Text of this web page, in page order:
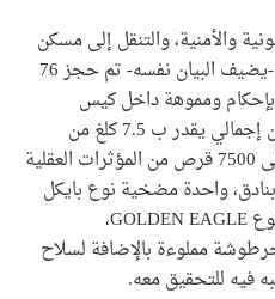
والأمنية، والتنقل إلى مسكن
المشتبه فيه، وبعد عملية التفتيش -يضيف البيان نفسه- تم حجز 76
ومموهة داخل كيس
بلاستيكي موضوعة بالخزانة، بوزن إجمالي يقدر ب 7.5 كلغ من
المخدرات “كيف معالج”، إضافة إلى 7500 قرص من المؤثرات العقلية
نوع بريغابالين 300 ملغ وأيضا 03 بنادق، واحدة مضخية نوع بايكل
عيار 12 ملم وبندقيتين هوائيتين نوع GOLDEN EAGLE،
550غ من مادة الصاشم، 19 خرطوشة مملوءة بالإضافة لسلاح
فيه للتحقيق معه.